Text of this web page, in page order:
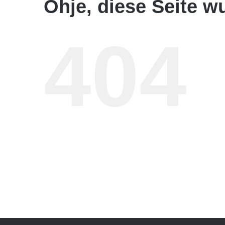
Ohje, diese Seite